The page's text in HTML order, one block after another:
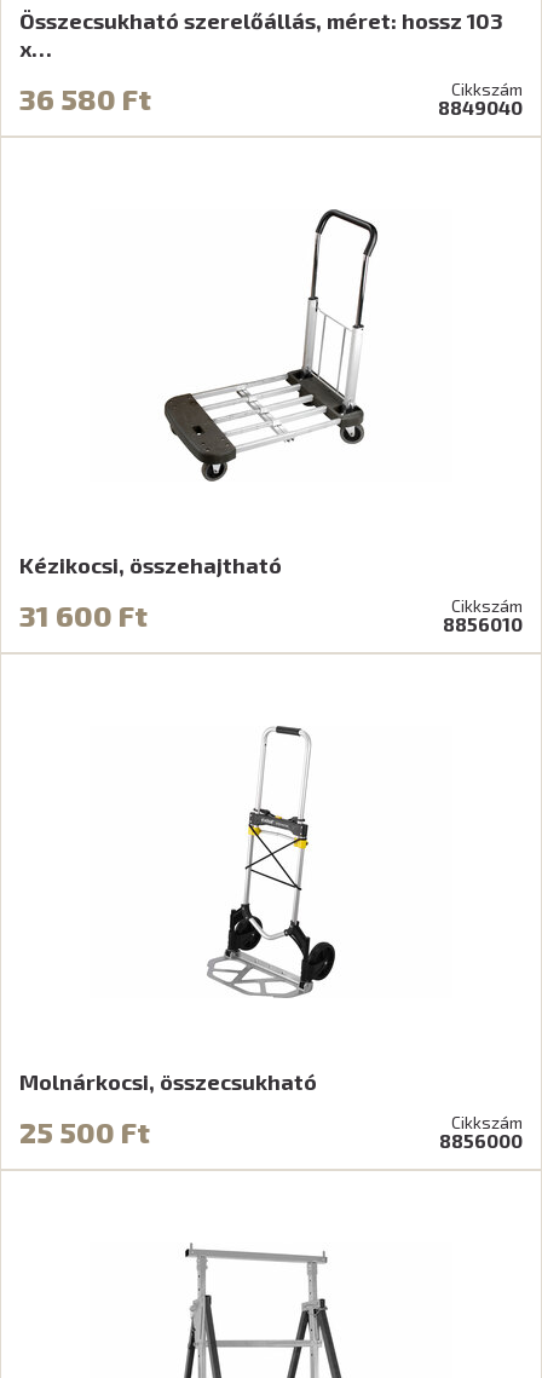
Összecsukható szerelőállás, méret: hossz 103
x…
36 580 Ft Cikkszám
8849040
Kézikocsi, összehajtható
31 600 Ft Cikkszám
8856010
Molnárkocsi, összecsukható
25 500 Ft Cikkszám
8856000